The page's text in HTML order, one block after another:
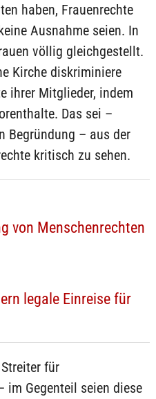
haben, Frauenrechte
Ausnahme seien. In
völlig gleichgestellt.
Kirche diskriminiere
ihrer Mitglieder, indem
Das sei –
Begründung – aus der
kritisch zu sehen.
von Menschenrechten
legale Einreise für
für
im Gegenteil seien diese